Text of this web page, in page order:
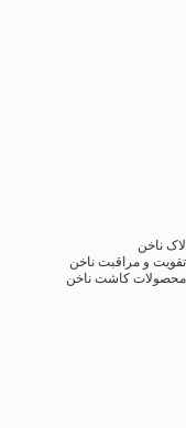
لاک ناخن
تقویت و مراقبت ناخن
محصولات کاشت ناخن